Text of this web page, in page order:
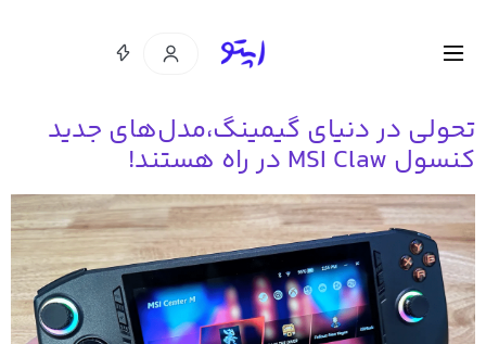
تحولی در دنیای گیمینگ،مدل‌های جدید
کنسول MSI Claw در راه هستند!